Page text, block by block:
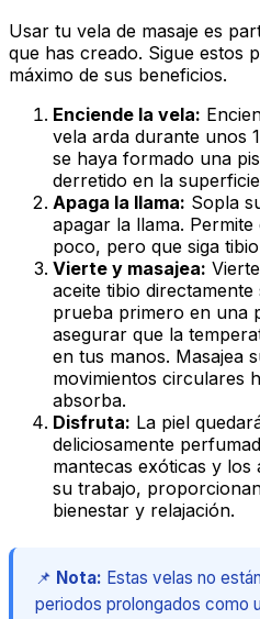
Usar tu vela de masaje es
que has creado. Sigue estos
máximo de sus beneficios.
Enciende la vela:
vela arda durante unos
se haya formado una
derretido en la
Apaga la llama: Sopla
apagar la llama.
poco, pero que siga
Vierte y masajea:
aceite tibio
prueba primero en una
asegurar que la
en tus manos. Masajea
movimientos circulares
absorba.
Disfruta: La piel
deliciosamente
mantecas exóticas y los
su trabajo,
bienestar y relajación.
📌 Nota: Estas velas no
periodos prolongados como